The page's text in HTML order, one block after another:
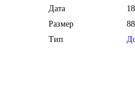
Дата
Размер
Тип